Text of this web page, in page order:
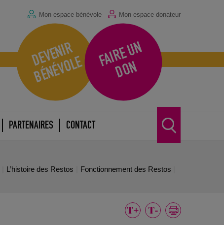
Mon espace bénévole Mon espace donateur
D
E
V
E
N
I
R
B
É
N
É
V
O
L
E F
A
I
R
E
U
N
D
O
N
PARTENAIRES CONTACT
L’histoire des Restos
Fonctionnement des Restos